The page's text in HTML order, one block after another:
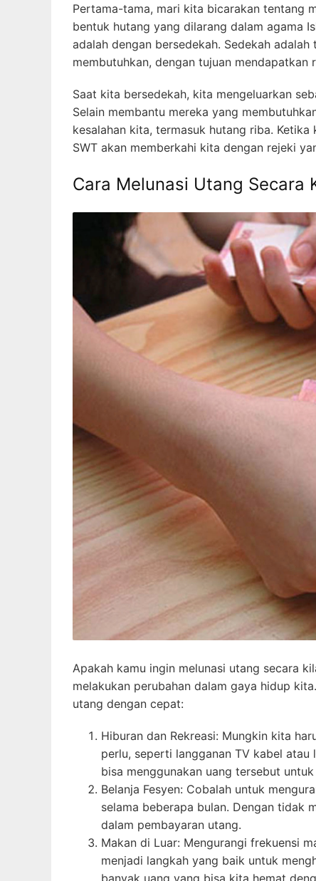
Pertama-tama, mari kita bicarakan tentang
bentuk hutang yang dilarang dalam agama
adalah dengan bersedekah. Sedekah
membutuhkan, dengan tujuan mendapatkan
Saat kita bersedekah, kita mengeluarkan
Selain membantu mereka yang
kesalahan kita, termasuk hutang riba.
SWT akan memberkahi kita dengan rejeki
Cara Melunasi Utang Secara
Apakah kamu ingin melunasi utang secara
melakukan perubahan dalam gaya hidup
utang dengan cepat:
Hiburan dan Rekreasi: Mungkin kita
perlu, seperti langganan TV kabel
bisa menggunakan uang tersebut
Belanja Fesyen: Cobalah untuk
selama beberapa bulan. Dengan tidak
dalam pembayaran utang.
Makan di Luar: Mengurangi frekuensi
menjadi langkah yang baik untuk